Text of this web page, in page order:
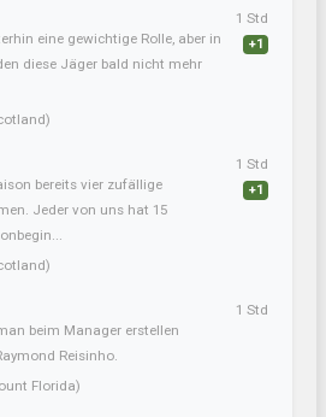
eine gewichtige Rolle, aber in
diese Jäger bald nicht mehr
1 Std
+1
bereits vier zufällige
Jeder von uns hat 15
1 Std
+1
beim Manager erstellen
Reisinho.
Florida)
1 Std